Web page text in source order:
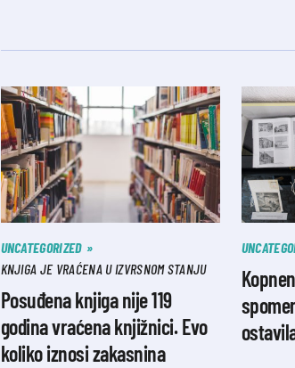
UNCATEGORIZED
KNJIGA JE VRAĆENA U IZVRSNOM STANJU
Posuđena knjiga nije 119
godina vraćena knjižnici. Evo
koliko iznosi zakasnina